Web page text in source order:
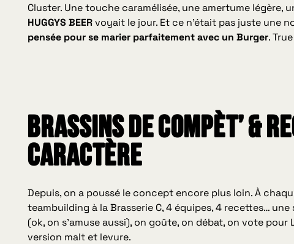
Cluster. Une touche caramélisée, une amertume légère,
HUGGYS BEERvoyait le jour. Et ce n’était pas juste une
pensée pour se marier parfaitement avec un Burger.
Brassins de compèt’ &
caractère
Depuis, on a poussé le concept encore plus loin. À
teambuilding à la Brasserie C, 4 équipes, 4 recettes…
(ok, on s’amuse aussi), on goûte, on débat, on vote pour
version malt et levure.